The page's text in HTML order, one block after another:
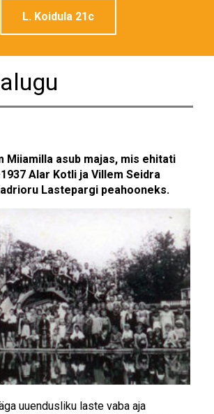
L. Koidula 21c
Miiamilla asub majas, mis ehitati
Alar Kotli ja Villem Seidra
Lastepargi peahooneks.
uuendusliku laste vaba aja